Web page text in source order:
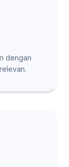
dengan